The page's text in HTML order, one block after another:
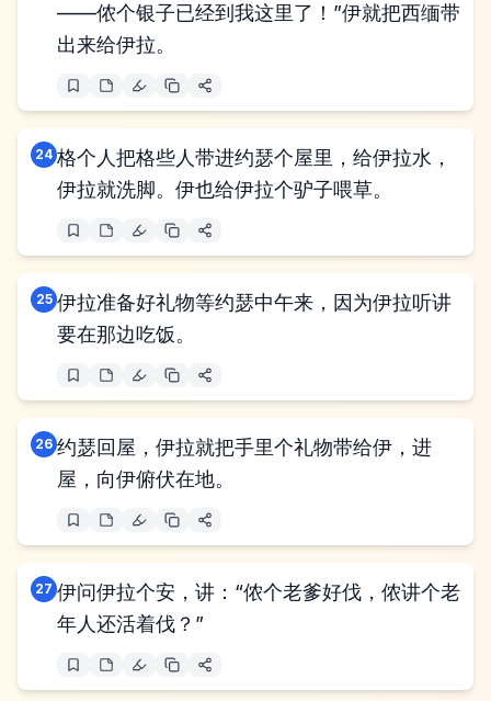
——侬个银子已经到我这里了！”伊就把西缅带
出来给伊拉。
24 格个人把格些人带进约瑟个屋里，给伊拉水，
伊拉就洗脚。伊也给伊拉个驴子喂草。
25 伊拉准备好礼物等约瑟中午来，因为伊拉听讲
要在那边吃饭。
26 约瑟回屋，伊拉就把手里个礼物带给伊，进
屋，向伊俯伏在地。
27 伊问伊拉个安，讲：“侬个老爹好伐，侬讲个老
年人还活着伐？”